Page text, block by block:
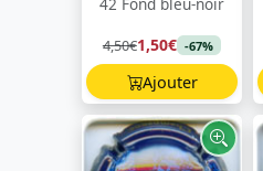
4,50€1,50€ -67%
Ajouter